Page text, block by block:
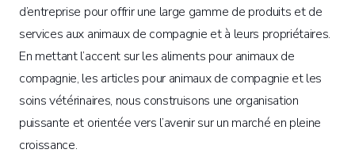
d’entreprise pour offrir une large gamme de produits et de
services aux animaux de compagnie et à leurs propriétaires.
En mettant l’accent sur les aliments pour animaux de
compagnie, les articles pour animaux de compagnie et les
soins vétérinaires, nous construisons une organisation
puissante et orientée vers l’avenir sur un marché en pleine
croissance.